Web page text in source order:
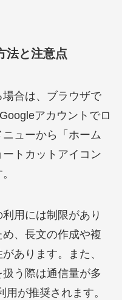
法と注意点
合は、ブラウザで
アカウントでロ
ューから「ホーム
トカットアイコン
用には制限があり
、長文の作成や複
あります。また、
う際は通信量が多
が推奨されます。